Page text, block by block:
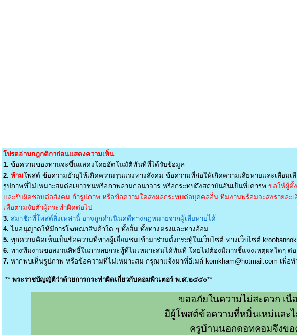
โปรดอ่านกฎกติกาก่อนแสดงความเห็น
1. ข้อความของท่านจะขึ้นแสดงโดยอัตโนมัติทันทีที่ได้รับข้อมูล
2. ห้ามโพสต์ ข้อความยั่วยุให้เกิดความรุนแรงทางสังคม ข้อความที่ก่อให้เกิดความเสียหายและเสื่อม
รูปภาพที่ไม่เหมาะสมต่อเยาวชนหรือภาพลามกอนาจาร หรือกระทบถึงสถาบันอันเป็นที่เคารพ ขอให้ผู้ตั้
และรับผิดชอบต่อสังคม ถ้ารูปภาพ หรือข้อความใดส่งผลกระทบต่อบุคคลอื่น ทีมงานพร้อมจะส่งรายละเ
เพื่อตามจับตัวผู้กระทำผิดต่อไป
3. สมาชิกที่โพสต์สิ่งเหล่านี้ อาจถูกดำเนินคดีทางกฎหมายจากผู้เสียหายได้
4. ไม่อนุญาตให้มีการโฆษณาสินค้าใด ๆ ทั้งสิ้น ทั้งทางตรงและทางอ้อม
5. ทุกความคิดเห็นเป็นข้อความที่ทางผู้เยี่ยมชมเข้ามาร่วมตั้งกระทู้ในเว็บไซต์ ทางเว็บไซต์
6. ทางทีมงานขอสงวนสิทธิ์ในการลบกระทู้ที่ไม่เหมาะสมได้ทันที โดยไม่ต้องมีการชี้แจงเหตุผลใดๆ ต่
7. หากพบเห็นรูปภาพ หรือข้อความที่ไม่เหมาะสม กรุณาแจ้งมาที่อีเมล์ kornkham@hotmail.com เพื่อ
** พระราชบัญญัติว่าด้วยการกระทำผิดเกี่ยวกับคอมพิวเตอร์ พ.ศ.๒๕๕๐**
ขออภัยในความไม่สะดวก เนื่
มีผู้โพสต์ข้อความที่หมิ่นเหม่และ
ครูบ้านนอกดอทคอมจึงข